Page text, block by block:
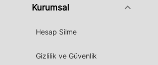
Kurumsal keyboard_arrow_down
Hesap Silme
Gizlilik ve Güvenlik